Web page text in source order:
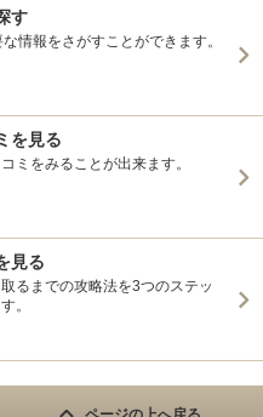
す
情報をさがすことができます。
を見る
ミをみることが出来ます。
見る
るまでの攻略法を3つのステッ
。